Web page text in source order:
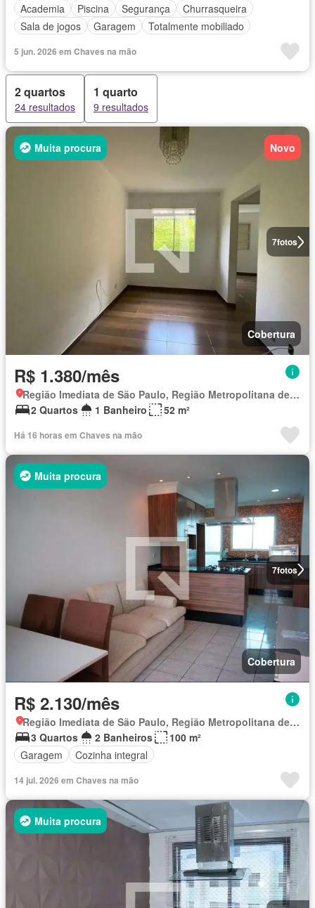
Academia
Piscina Segurança
Churrasqueira
Sala de jogos
Garagem Totalmente mobiliado
5 jun. 2026 em Chaves na mão
2 quartos
24 resultados
1 quarto
9 resultados
7fotos
Muita procura Novo
Cobertura
R$ 1.380/mês
Região Imediata de São Paulo, Região Metropolitana de São Paulo
2 Quartos
1 Banheiro 52 m²
Há 16 horas em Chaves na mão
7fotos
Muita procura
Cobertura
R$ 2.130/mês
Região Imediata de São Paulo, Região Metropolitana de São Paulo
3 Quartos
2 Banheiros
100 m²
Garagem
Cozinha integral
14 jul. 2026 em Chaves na mão
Muita procura